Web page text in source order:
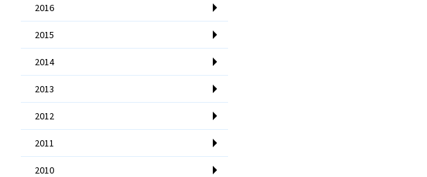
2016
2015
2014
2013
2012
2011
2010